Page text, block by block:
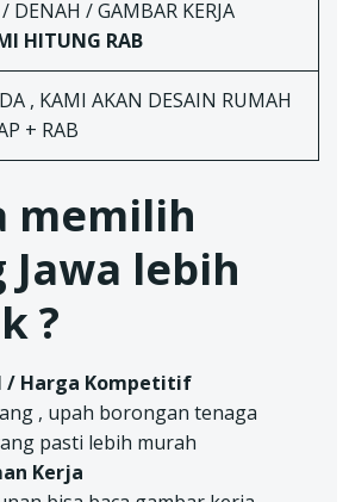
DENAH / GAMBAR KERJA
HITUNG RAB
, KAMI AKAN DESAIN RUMAH
+ RAB
memilih
Jawa lebih
?
/ Harga Kompetitif
, upah borongan tenaga
pasti lebih murah
Kerja